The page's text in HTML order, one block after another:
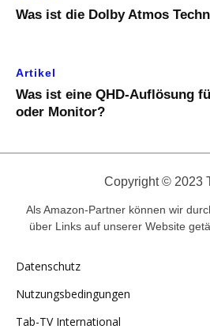
Was ist die Dolby Atmos
Artikel
Was ist eine QHD-Auflösung
oder Monitor?
Copyright © 2023
Als Amazon-Partner können wir
über Links auf unserer Website
Datenschutz
Nutzungsbedingungen
Tab-TV International